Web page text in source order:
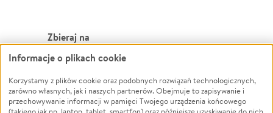
Zbieraj na
Leczenie
Zwierzęta
Pożar
Powódź
Wichura
Informacje o plikach cookie
Korzystamy z plików cookie oraz podobnych rozwiązań technologicznych,
zarówno własnych, jak i naszych partnerów. Obejmuje to zapisywanie i
przechowywanie informacji w pamięci Twojego urządzenia końcowego